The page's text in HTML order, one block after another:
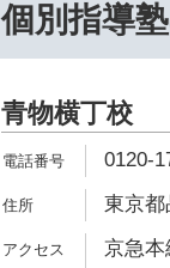
個別指導
青物横丁校
0120-
東京都
京急本